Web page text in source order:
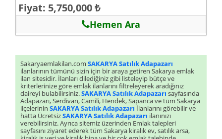
Fiyat: 5,750,000 ₺
Hemen Ara
Sakaryaemlakilan.com SAKARYA Satılık Adapazarı
ilanlarının tümünü sizin için bir araya getiren Sakarya emlak
ilan sitesidir. İlanları dilediğiniz gibi listeleyip bütçe ve
kriterlerinize göre emlak ilanlarını filtreleyerek aradığınız
daireyi bulabilirsiniz.SAKARYA Satılık Adapazarı sayfasında
Adapazarı, Serdivan, Camili, Hendek, Sapanca ve tüm Sakarya
ilçelerinin SAKARYA Satılık Adapazarı İlanlarını görebilir ve
hatta ÜcretsizSAKARYA Satılık Adapazarı ilanınızı
verebilirsiniz. Ayrıca sitemiz üzerinden Emlak talepleri
sayfasını ziyaret ederek tüm Sakarya kiralık ev, satılık arsa,